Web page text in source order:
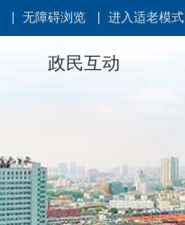
无障碍浏览 进入适老模式
政民互动